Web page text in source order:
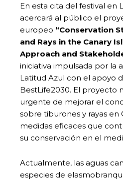
En esta cita del festival en
acercará al público el
europeo “Conservation
and Rays in the Canary
Approach and
iniciativa impulsada por la
Latitud Azul con el apoyo
BestLife2030. El proyecto
urgente de mejorar el
sobre tiburones y rayas en
medidas eficaces que
su conservación en el
Actualmente, las aguas
especies de